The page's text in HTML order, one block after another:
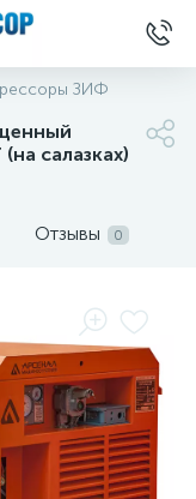
ЗИФ
салазках)
Отзывы 0